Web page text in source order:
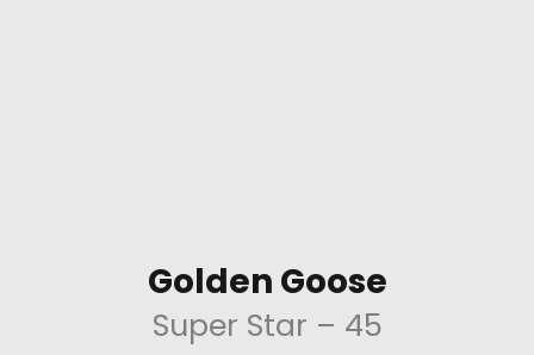
Golden Goose
Super Star – 45